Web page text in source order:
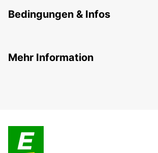
Bedingungen & Infos
Mehr Information